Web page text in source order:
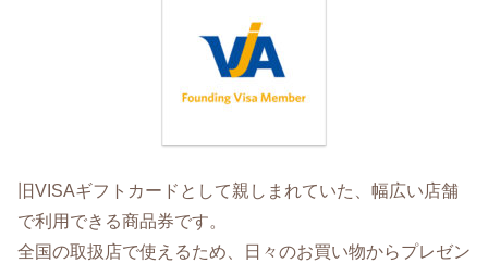
旧VISAギフトカードとして親しまれていた、幅広い店舗
で利用できる商品券です。
全国の取扱店で使えるため、日々のお買い物からプレゼン